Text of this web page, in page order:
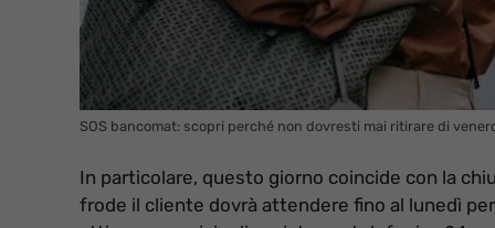
SOS bancomat: scopri perché non dovresti mai ritirare di
In particolare, questo giorno coincide con la
frode il cliente dovrà attendere fino al lunedì